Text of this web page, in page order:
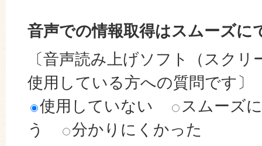
音声での情報取得はスムーズに
〔音声読み上げソフト（スク
使用している方への質問です〕
使用していない
スムーズ
う
分かりにくかった